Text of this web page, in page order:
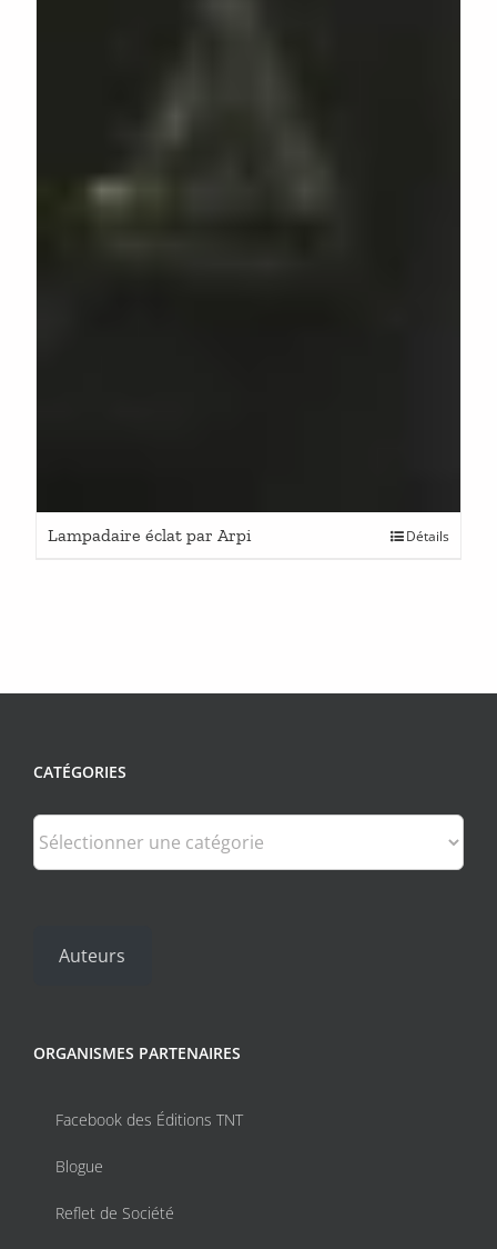
Lampadaire éclat par Arpi Détails
CATÉGORIES
Catégories
Auteurs
ORGANISMES PARTENAIRES
Facebook des Éditions TNT
Blogue
Reflet de Société